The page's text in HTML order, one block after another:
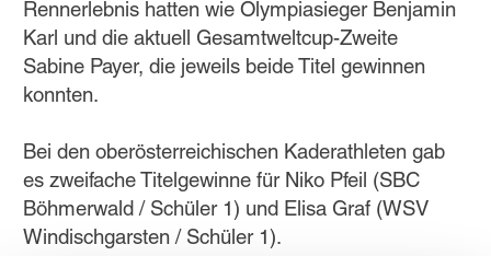
Rennerlebnis hatten wie Olympiasieger Benjamin
Karl und die aktuell Gesamtweltcup-Zweite
Sabine Payer, die jeweils beide Titel gewinnen
konnten.
Bei den oberösterreichischen Kaderathleten gab
es zweifache Titelgewinne für Niko Pfeil (SBC
Böhmerwald / Schüler 1) und Elisa Graf (WSV
Windischgarsten / Schüler 1).